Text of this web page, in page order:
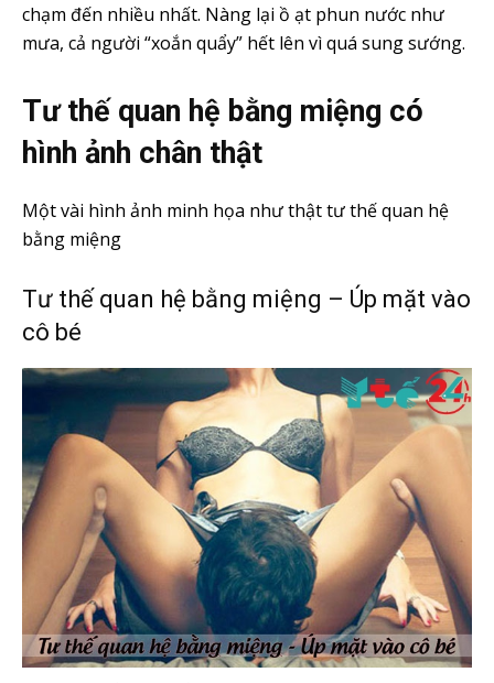
chạm đến nhiều nhất. Nàng lại ồ ạt phun nước như
mưa, cả người “xoắn quẩy” hết lên vì quá sung sướng.
Tư thế quan hệ bằng miệng có
hình ảnh chân thật
Một vài hình ảnh minh họa như thật tư thế quan hệ
bằng miệng
Tư thế quan hệ bằng miệng – Úp mặt vào
cô bé